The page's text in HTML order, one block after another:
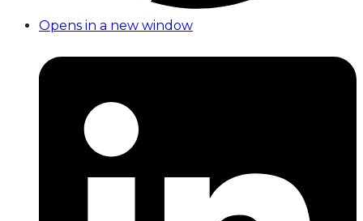
Opens in a new window